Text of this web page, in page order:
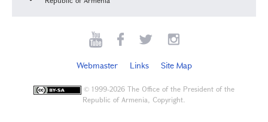
Webmaster Links Site Map
© 1999-2026 The Office of the President of the
Republic of Armenia, Copyright.